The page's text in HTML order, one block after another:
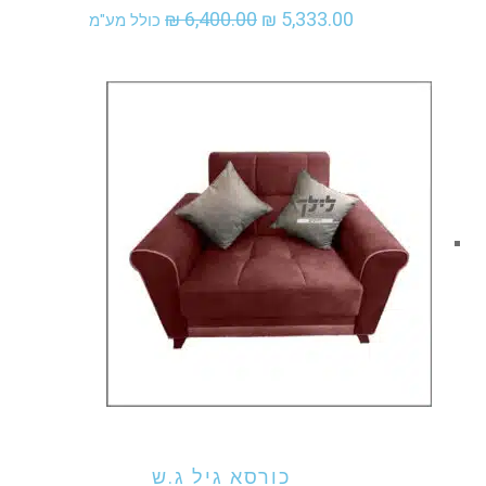
₪6,400.00
המחיר ₪ 5,333.00
המחיר
כולל מע"מ
כורסא גיל ג.ש